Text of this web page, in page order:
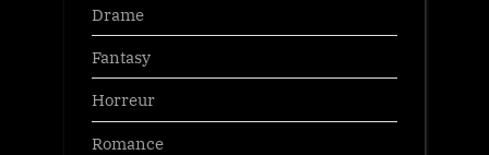
Drame
Fantasy
Horreur
Romance